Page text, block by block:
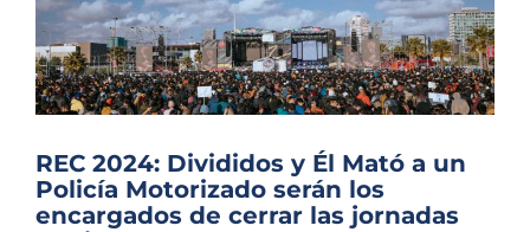
REC 2024: Divididos y Él Mató a un
Policía Motorizado serán los
encargados de cerrar las jornadas